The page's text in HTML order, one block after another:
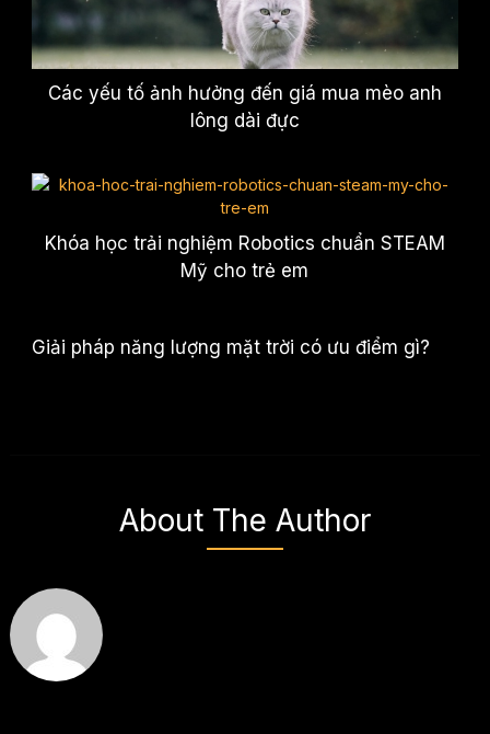
Các yếu tố ảnh hưởng đến giá mua mèo anh
lông dài đực
Khóa học trải nghiệm Robotics chuẩn STEAM
Mỹ cho trẻ em
Giải pháp năng lượng mặt trời có ưu điểm gì?
About The Author